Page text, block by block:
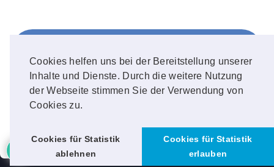
Cookies helfen uns bei der Bereitstellung unserer
Inhalte und Dienste. Durch die weitere Nutzung
der Webseite stimmen Sie der Verwendung von
Cookies zu.
Cookies für Statistik
ablehnen
Cookies für Statistik
erlauben
FOLLOW ME!
Instagram
OUR PHOTOS!